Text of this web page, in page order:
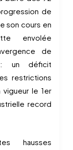
de
son cours en
envolée
de
: un déficit
restrictions
le 1er
record
hausses